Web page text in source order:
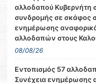
αλλοδαπού Κυβερνήτη
συνδρομής σε σκάφος
ενημέρωσης
αλλοδαπών στους
08/08/26
Εντοπισμός 57
Συνέχεια ενημέρωσης